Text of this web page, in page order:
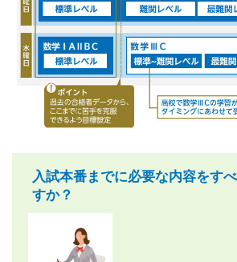
入試本番までに必要な内容をす
すか？